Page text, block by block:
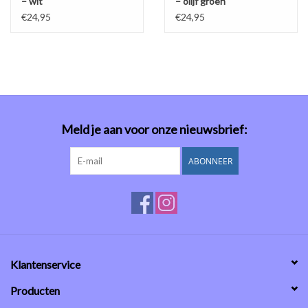
€24,95
€24,95
Meld je aan voor onze nieuwsbrief:
ABONNEER
Klantenservice
Producten